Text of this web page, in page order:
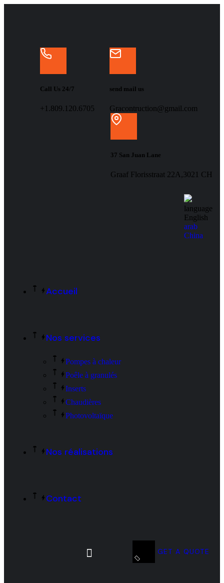
Call Us 24/7
+1.809.120.6705
send mail us
Gracontruction@gmail.com
37 San Juan Lane
Graaf Florisstraat 22A,3021 CH
language
English
arab
China
Accueil
Nos services
Pompes à chaleur
Poêle à granulés
Inserts
Chaudières
Photovoltaïque
Nos réalisations
Contact
GET A QUOTE